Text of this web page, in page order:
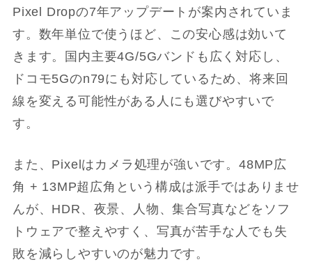
Pixel Dropの7年アップデートが案内されていま
す。数年単位で使うほど、この安心感は効いて
きます。国内主要4G/5Gバンドも広く対応し、
ドコモ5Gのn79にも対応しているため、将来回
線を変える可能性がある人にも選びやすいで
す。
また、Pixelはカメラ処理が強いです。48MP広
角 + 13MP超広角という構成は派手ではありませ
んが、HDR、夜景、人物、集合写真などをソフ
トウェアで整えやすく、写真が苦手な人でも失
敗を減らしやすいのが魅力です。